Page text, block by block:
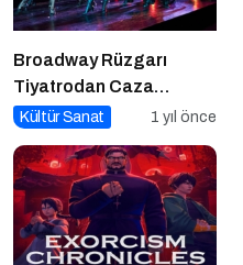
Broadway Rüzgarı
Tiyatrodan Caza
Dopdolu Bir Program
Kültür Sanat 1 yıl önce